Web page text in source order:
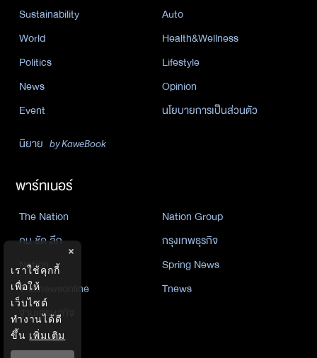
Sustainability
Auto
World
Health&Wellness
Politics
Lifestyle
News
Opinion
Event
นโยบายการเป็นส่วนตัว
นิยาย by KaweBook
พาร์ทเนอร์
The Nation
Nation Group
คม ชัด ลึก
กรุงเทพธุรกิจ
Nation
Spring News
Thainewsonline
Tnews
ฐานเศรษฐกิจ
×
เราใช้คุกกี้
เพื่อให้
เว็บไซต์
ทำงานได้ดี
ขึ้น เพิ่มเติม